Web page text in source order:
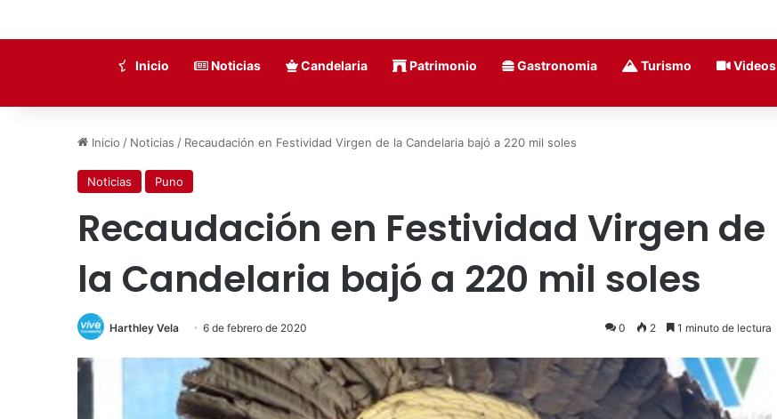
Inicio Noticias Candelaria Patrimonio Gastronomia Turismo Videos
Inicio / Noticias / Recaudación en Festividad Virgen de la Candelaria bajó a 220 mil soles
Noticias Puno
Recaudación en Festividad Virgen de
la Candelaria bajó a 220 mil soles
Harthley Vela 6 de febrero de 2020 0 2 1 minuto de lectura